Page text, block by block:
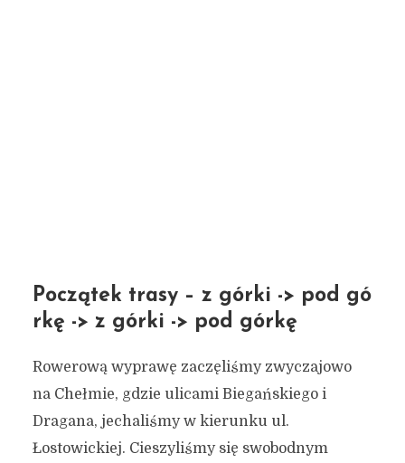
Początek trasy – z górki -> pod gó
rkę -> z górki -> pod górkę
Rowerową wyprawę zaczęliśmy zwyczajowo
na Chełmie, gdzie ulicami Biegańskiego i
Dragana, jechaliśmy w kierunku ul.
Łostowickiej. Cieszyliśmy się swobodnym